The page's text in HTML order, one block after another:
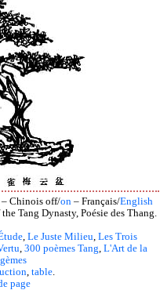
– Chinois off/on – Français/English
Tang Dynasty, Poésie des Thang.
, Le Juste Milieu, Les Trois
, 300 poèmes Tang, L'Art de la
, table.
page